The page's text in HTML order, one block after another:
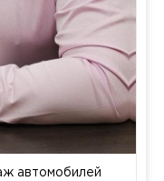
автомобилей